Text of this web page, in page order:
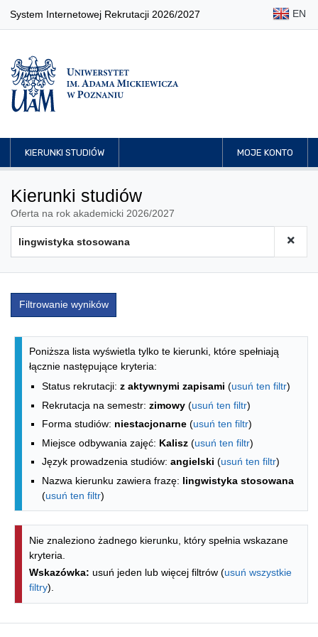
System Internetowej Rekrutacji 2026/2027 EN
KIERUNKI STUDIÓW MOJE KONTO
Kierunki studiów
Oferta na rok akademicki 2026/2027
Filtrowanie wyników
Lista kierunków - spis według
Poniższa lista wyświetla tylko te kierunki, które spełniają
łącznie następujące kryteria:
Status rekrutacji: z aktywnymi zapisami (usuń ten filtr)
Rekrutacja na semestr: zimowy (usuń ten filtr)
Forma studiów: niestacjonarne (usuń ten filtr)
Miejsce odbywania zajęć: Kalisz (usuń ten filtr)
Język prowadzenia studiów: angielski (usuń ten filtr)
Nazwa kierunku zawiera frazę: lingwistyka stosowana
(usuń ten filtr)
Nie znaleziono żadnego kierunku, który spełnia wskazane
kryteria.
Wskazówka: usuń jeden lub więcej filtrów (usuń wszystkie
filtry).